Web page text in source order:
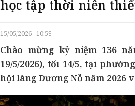
học tập thời niên
15/05/2026 - 10:59
Chào mừng kỷ niệm 136
19/5/2026), tối 14/5, tại
hội làng Dương Nỗ năm 2026